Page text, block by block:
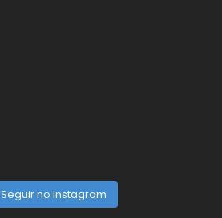
Seguir no Instagram